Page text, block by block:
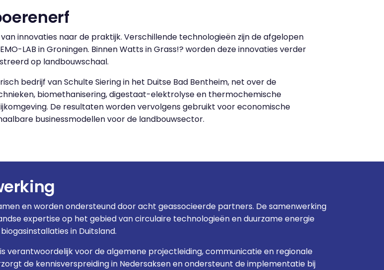
innovaties naar de praktijk. Verschillende technologieën zijn de afgelopen
LAB in Groningen. Binnen Watts in Grass!? worden deze innovaties verder
op landbouwschaal.
bedrijf van Schulte Siering in het Duitse Bad Bentheim, net over de
biomethanisering, digestaat-elektrolyse en thermochemische
De resultaten worden vervolgens gebruikt voor economische
businessmodellen voor de landbouwsector.
en worden ondersteund door acht geassocieerde partners. De samenwerking
expertise op het gebied van circulaire technologieën en duurzame energie
in Duitsland.
verantwoordelijk voor de algemene projectleiding, communicatie en regionale
de kennisverspreiding in Nedersaksen en ondersteunt de implementatie bij